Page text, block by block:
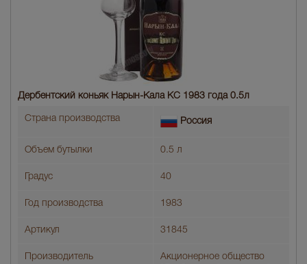
Дербентский коньяк Нарын-Кала КС 1983 года 0.5л
Страна производства Россия
Объем бутылки 0.5 л
Градус 40
Год производства 1983
Артикул 31845
Производитель
Акционерное общество